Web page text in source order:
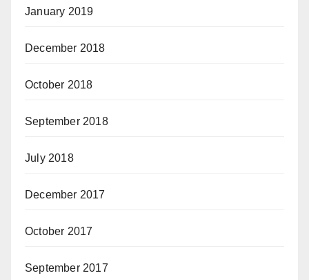
January 2019
December 2018
October 2018
September 2018
July 2018
December 2017
October 2017
September 2017